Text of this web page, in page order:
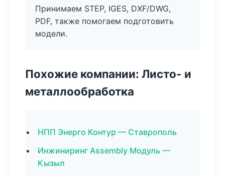
Принимаем STEP, IGES, DXF/DWG,
PDF, также помогаем подготовить
модели.
Похожие компании: Листо- и
металлообработка
НПП Энерго Контур — Ставрополь
Инжиниринг Assembly Модуль —
Кызыл